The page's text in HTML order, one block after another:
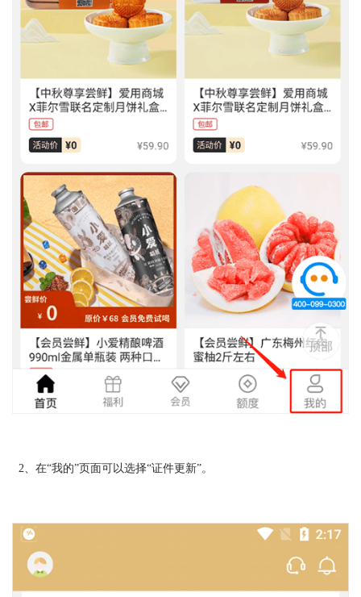
2、在“我的”页面可以选择“证件更新”。